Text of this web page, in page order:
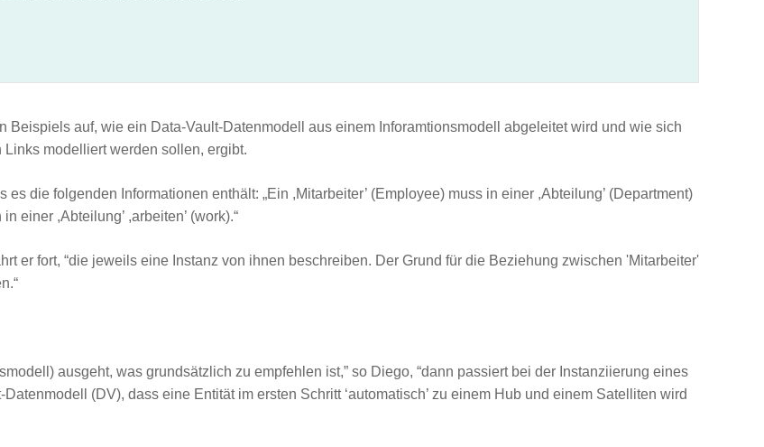
auf, wie ein Data-Vault-Datenmodell aus einem Inforamtionsmodell abgeleitet wird und wie sich
modelliert werden sollen, ergibt.
die folgenden Informationen enthält: „Ein ,Mitarbeiter’ (Employee) muss in einer ,Abteilung’ (Department)
einer ,Abteilung’ ,arbeiten’ (work).“
er fort, “die jeweils eine Instanz von ihnen beschreiben. Der Grund für die Beziehung zwischen 'Mitarbeiter'
ausgeht, was grundsätzlich zu empfehlen ist,” so Diego, “dann passiert bei der Instanziierung eines
(DV), dass eine Entität im ersten Schritt ‘automatisch’ zu einem Hub und einem Satelliten wird